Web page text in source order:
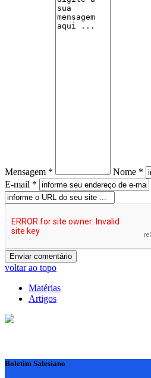
Mensagem *
Nome *
E-mail *
voltar ao topo
Matérias
Artigos
Boletim Salesiano